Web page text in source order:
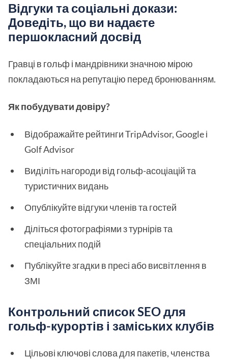
Відгуки та соціальні докази:
Доведіть, що ви надаєте
першокласний досвід
Гравці в гольф і мандрівники значною мірою
покладаються на репутацію перед бронюванням.
Як побудувати довіру?
Відображайте рейтинги TripAdvisor, Google і
Golf Advisor
Виділіть нагороди від гольф-асоціацій та
туристичних видань
Опублікуйте відгуки членів та гостей
Діліться фотографіями з турнірів та
спеціальних подій
Публікуйте згадки в пресі або висвітлення в
ЗМІ
Контрольний список SEO для
гольф-курортів і заміських клубів
Цільові ключові слова для пакетів, членства